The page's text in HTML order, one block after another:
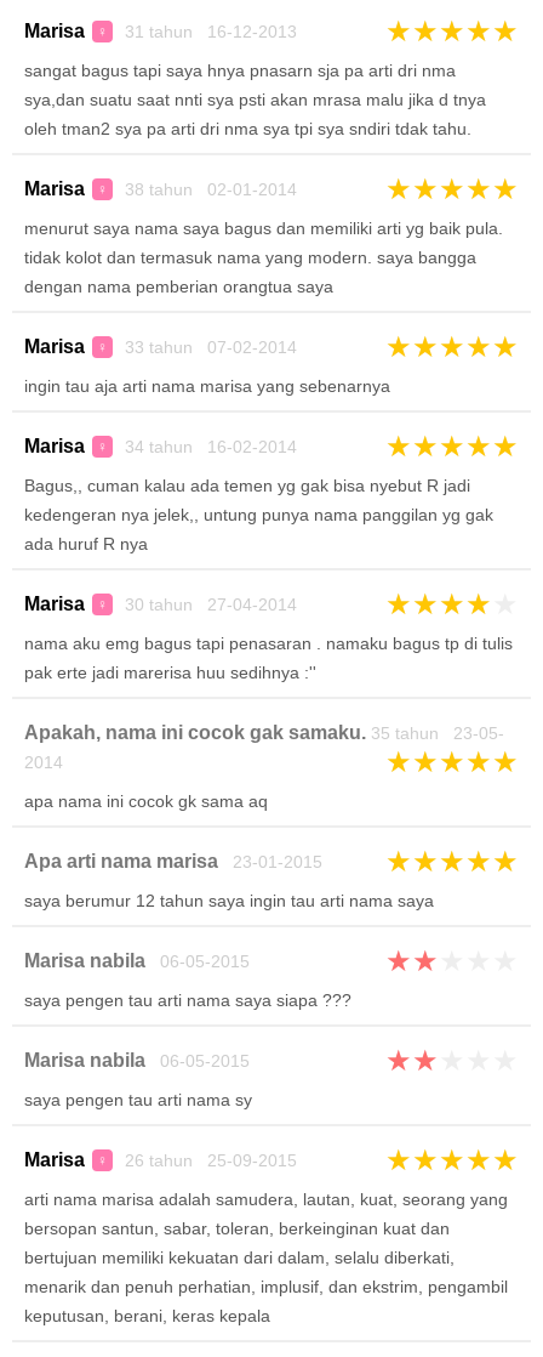
Marisa ♀ 31 tahun 16-12-2013 ★★★★★
sangat bagus tapi saya hnya pnasarn sja pa arti dri nma
sya,dan suatu saat nnti sya psti akan mrasa malu jika d tnya
oleh tman2 sya pa arti dri nma sya tpi sya sndiri tdak tahu.
Marisa ♀ 38 tahun 02-01-2014 ★★★★★
menurut saya nama saya bagus dan memiliki arti yg baik pula.
tidak kolot dan termasuk nama yang modern. saya bangga
dengan nama pemberian orangtua saya
Marisa ♀ 33 tahun 07-02-2014 ★★★★★
ingin tau aja arti nama marisa yang sebenarnya
Marisa ♀ 34 tahun 16-02-2014 ★★★★★
Bagus,, cuman kalau ada temen yg gak bisa nyebut R jadi
kedengeran nya jelek,, untung punya nama panggilan yg gak
ada huruf R nya
Marisa ♀ 30 tahun 27-04-2014 ★★★★
nama aku emg bagus tapi penasaran . namaku bagus tp di tulis
pak erte jadi marerisa huu sedihnya :''
Apakah, nama ini cocok gak samaku. 35 tahun 23-05-
2014
★★★★★
apa nama ini cocok gk sama aq
Apa arti nama marisa 23-01-2015 ★★★★★
saya berumur 12 tahun saya ingin tau arti nama saya
Marisa nabila 06-05-2015 ★★
saya pengen tau arti nama saya siapa ???
Marisa nabila 06-05-2015 ★★
saya pengen tau arti nama sy
Marisa ♀ 26 tahun 25-09-2015 ★★★★★
arti nama marisa adalah samudera, lautan, kuat, seorang yang
bersopan santun, sabar, toleran, berkeinginan kuat dan
bertujuan memiliki kekuatan dari dalam, selalu diberkati,
menarik dan penuh perhatian, implusif, dan ekstrim, pengambil
keputusan, berani, keras kepala